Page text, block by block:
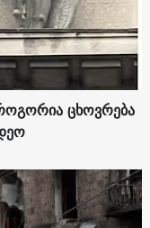
ცხოვრება